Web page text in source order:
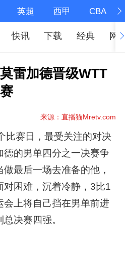
英超 西甲 CBA
快讯 下载 经典 网
雷加德晋级WTT
来源：直播猫Mretv.com
比赛日，最受关注的对决
德的男单四分之一决赛争
最后一场去准备的他，
困难，沉着冷静，3比1
会上将自己挡在男单前进
决赛四强。